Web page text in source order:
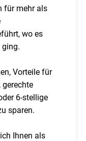
für mehr als
wo es
ging.
Vorteile für
6-stellige
sparen.
Ihnen als